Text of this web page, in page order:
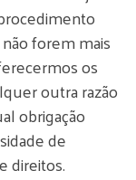
forem mais
os
outra razão
obrigação
de
direitos.